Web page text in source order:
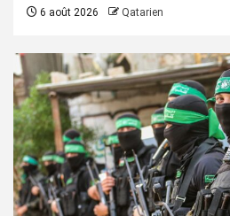
6 août 2026 Qatarien